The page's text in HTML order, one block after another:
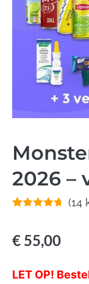
2026 –
gebaseerd
opklant
(14
€ 55,00
LET OP!